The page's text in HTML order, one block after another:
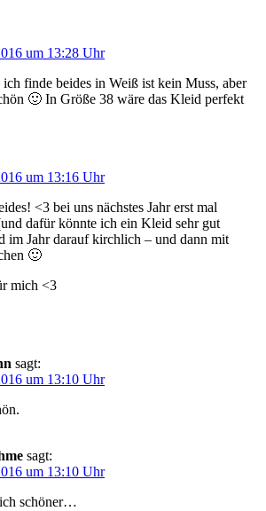
um 13:28 Uhr
finde beides in Weiß ist kein Muss, aber
🙂 In Größe 38 wäre das Kleid perfekt
um 13:16 Uhr
<3 bei uns nächstes Jahr erst mal
dafür könnte ich ein Kleid sehr gut
im Jahr darauf kirchlich – und dann mit
🙂
mich <3
sagt:
um 13:10 Uhr
sagt:
um 13:10 Uhr
schöner…